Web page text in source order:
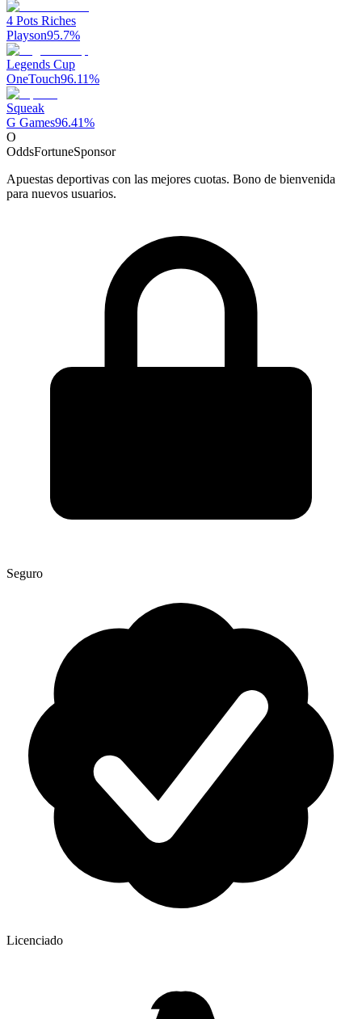
4 Pots Riches
Playson95.7%
Legends Cup
OneTouch96.11%
Squeak
G Games96.41%
O
OddsFortuneSponsor
Apuestas deportivas con las mejores cuotas. Bono de bienvenida
para nuevos usuarios.
Seguro
Licenciado